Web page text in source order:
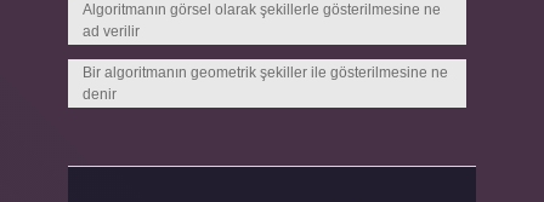
Algoritmanın görsel olarak şekillerle gösterilmesine ne
ad verilir
Bir algoritmanın geometrik şekiller ile gösterilmesine ne
denir